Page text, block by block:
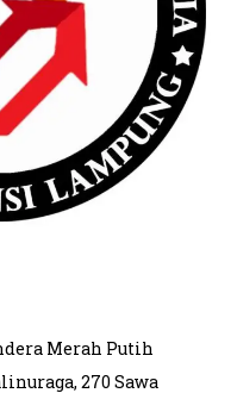
Merah Putih
270 Sawa